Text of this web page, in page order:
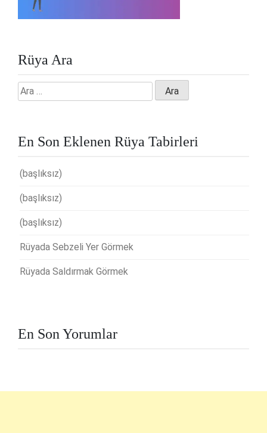
Rüya Ara
Arama:
En Son Eklenen Rüya Tabirleri
(başlıksız)
(başlıksız)
(başlıksız)
Rüyada Sebzeli Yer Görmek
Rüyada Saldırmak Görmek
En Son Yorumlar